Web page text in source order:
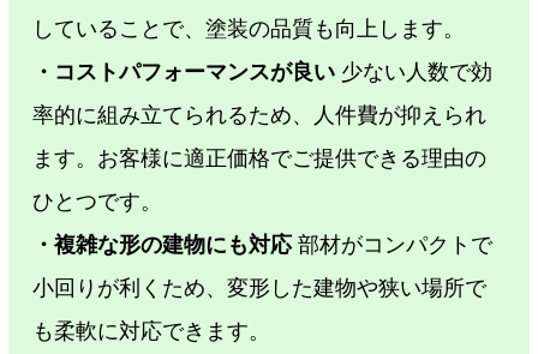
していることで、塗装の品質も向上します。
・コストパフォーマンスが良い 少ない人数で効
率的に組み立てられるため、人件費が抑えられ
ます。お客様に適正価格でご提供できる理由の
ひとつです。
・複雑な形の建物にも対応部材がコンパクトで
小回りが利くため、変形した建物や狭い場所で
も柔軟に対応できます。